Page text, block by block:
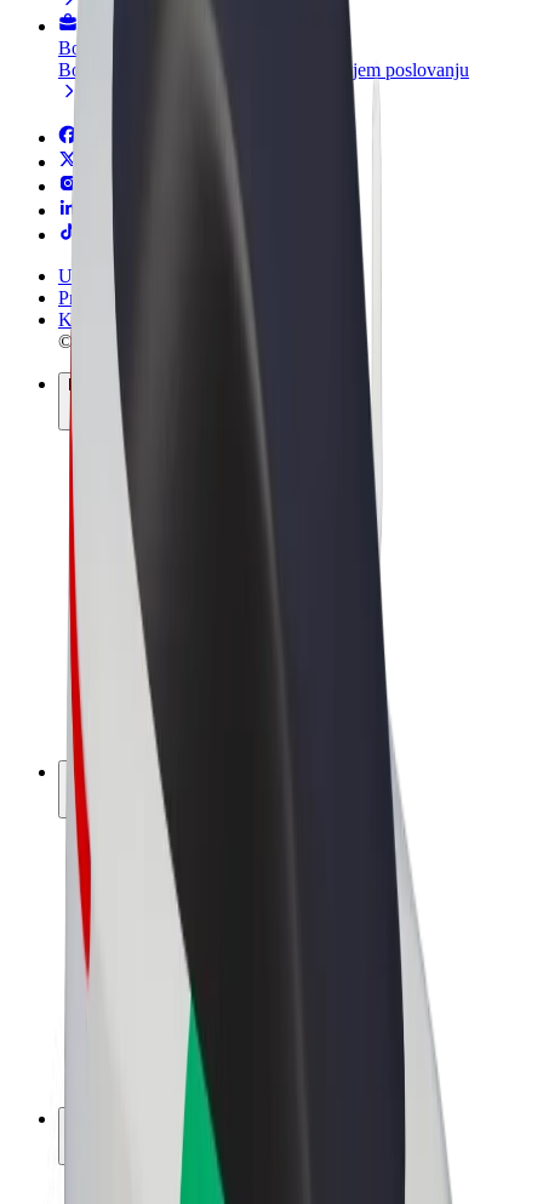
Bolt for Business
Bolt proizvodi i usluge prilagođeni tvojem poslovanju
Uvjeti i odredbe
Privatnost
Kolačići
© 2026 Bolt Technology OÜ
Proizvodi
Vožnje
Romobili
Bolt Market
Bolt Food
Bolt Drive
Bolt for Business
Električni bicikli
Bolt Plus
Zarađuj uz Bolt
Zarada vozača
Dostavljači
Zarada dostavljača
Bolt Food trgovci